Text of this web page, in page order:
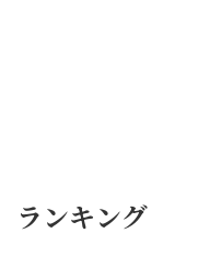
ランキング